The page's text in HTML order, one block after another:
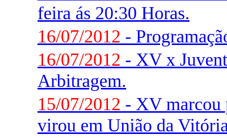
feira ás 20:30 Horas.
16/07/2012 -
16/07/2012 - XV x
Arbitragem.
15/07/2012 - XV marcou
virou em União da